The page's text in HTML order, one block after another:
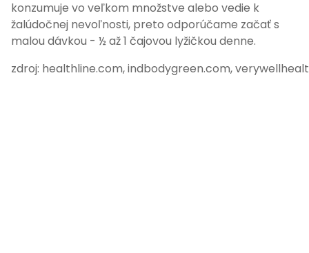
konzumuje vo veľkom množstve alebo vedie k
žalúdočnej nevoľnosti, preto odporúčame začať s
malou dávkou - ½ až 1 čajovou lyžičkou denne.
zdroj: healthline.com, indbodygreen.com,